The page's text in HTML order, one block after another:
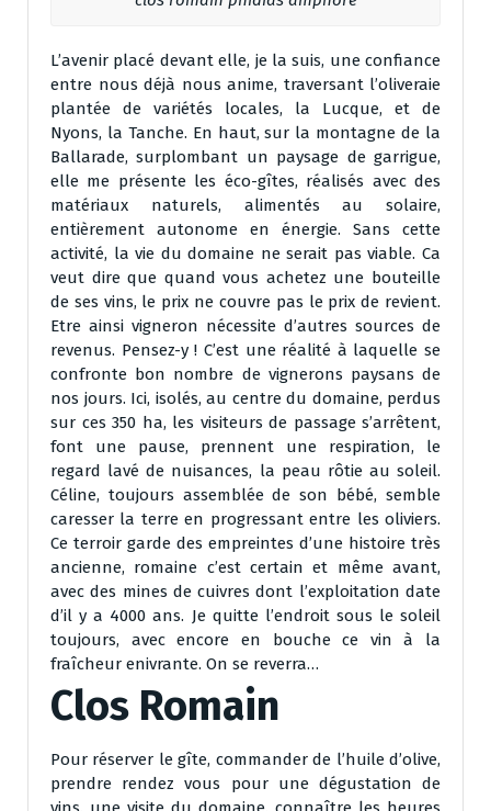
L’avenir placé devant elle, je la suis, une confiance
entre nous déjà nous anime, traversant l’oliveraie
plantée de variétés locales, la Lucque, et de
Nyons, la Tanche. En haut, sur la montagne de la
Ballarade, surplombant un paysage de garrigue,
elle me présente les éco-gîtes, réalisés avec des
matériaux naturels, alimentés au solaire,
entièrement autonome en énergie. Sans cette
activité, la vie du domaine ne serait pas viable. Ca
veut dire que quand vous achetez une bouteille
de ses vins, le prix ne couvre pas le prix de revient.
Etre ainsi vigneron nécessite d’autres sources de
revenus. Pensez-y ! C’est une réalité à laquelle se
confronte bon nombre de vignerons paysans de
nos jours. Ici, isolés, au centre du domaine, perdus
sur ces 350 ha, les visiteurs de passage s’arrêtent,
font une pause, prennent une respiration, le
regard lavé de nuisances, la peau rôtie au soleil.
Céline, toujours assemblée de son bébé, semble
caresser la terre en progressant entre les oliviers.
Ce terroir garde des empreintes d’une histoire très
ancienne, romaine c’est certain et même avant,
avec des mines de cuivres dont l’exploitation date
d’il y a 4000 ans. Je quitte l’endroit sous le soleil
toujours, avec encore en bouche ce vin à la
fraîcheur enivrante. On se reverra…
Clos Romain
Pour réserver le gîte, commander de l’huile d’olive,
prendre rendez vous pour une dégustation de